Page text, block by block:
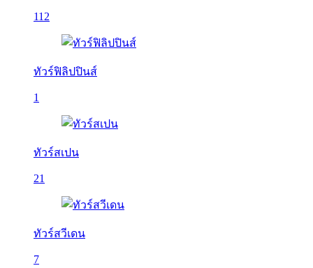
112
ทัวร์ฟิลิปปินส์
1
ทัวร์สเปน
21
ทัวร์สวีเดน
7